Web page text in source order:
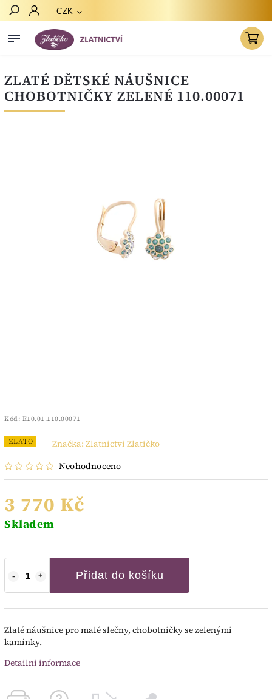
CZK
ZLATÉ DĚTSKÉ NÁUŠNICE
CHOBOTNIČKY ZELENÉ 110.00071
Kód: E10.01.110.00071
ZLATO
Neohodnoceno
Značka: Zlatnictví Zlatíčko
3 770 Kč
Skladem
Přidat do košíku
Zlaté náušnice pro malé slečny, chobotničky se zelenými
kamínky.
Detailní informace